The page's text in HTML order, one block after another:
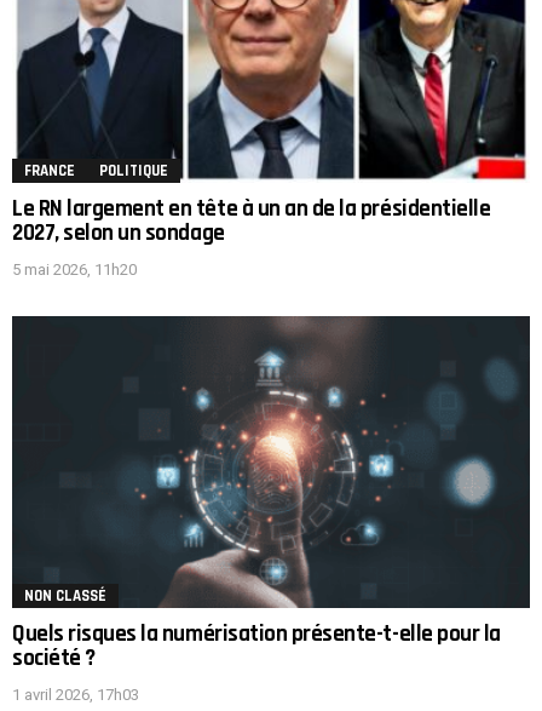
FRANCE POLITIQUE
Le RN largement en tête à un an de la présidentielle
2027, selon un sondage
5 mai 2026, 11h20
NON CLASSÉ
Quels risques la numérisation présente-t-elle pour la
société ?
1 avril 2026, 17h03